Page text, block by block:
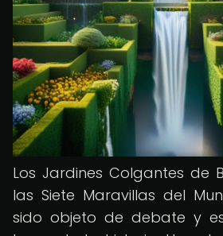
Los Jardines Colgantes de
las Siete Maravillas del
sido objeto de debate y